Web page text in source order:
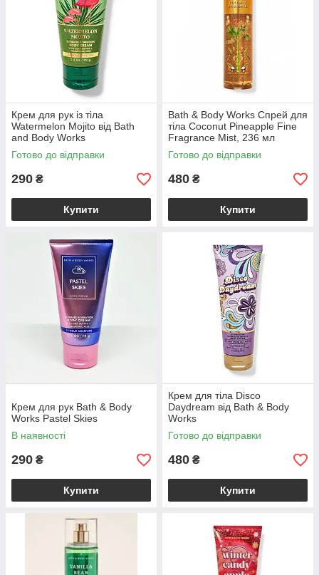
Крем для рук із тіла
Watermelon Mojito від Bath
and Body Works
Готово до відправки
290 ₴
Купити
Bath & Body Works Спрей для
тіла Coconut Pineapple Fine
Fragrance Mist, 236 мл
Готово до відправки
480 ₴
Купити
Крем для рук Bath & Body
Works Pastel Skies
В наявності
290 ₴
Купити
Крем для тіла Disco
Daydream від Bath & Body
Works
Готово до відправки
480 ₴
Купити